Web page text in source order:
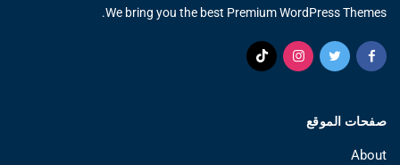
We bring you the best Premium WordPress Themes.
صفحات الموقع
About